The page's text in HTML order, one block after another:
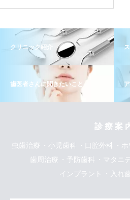
クリニック紹介
歯医者さんに聞きたいこと
診 療 案
虫歯治療 小児歯科 口腔外科
歯周治療
予防歯科 マタニ
インプラント
入れ歯